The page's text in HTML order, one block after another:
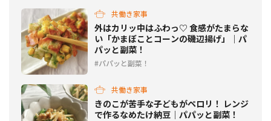
共働き家事
外はカリッ中はふわっ♡ 食感がたまらな
い「かまぼことコーンの磯辺揚げ」｜パ
パッと副菜！
パパッと副菜！
共働き家事
きのこが苦手な子どもがペロリ！ レンジ
で作るなめたけ納豆｜パパッと副菜！